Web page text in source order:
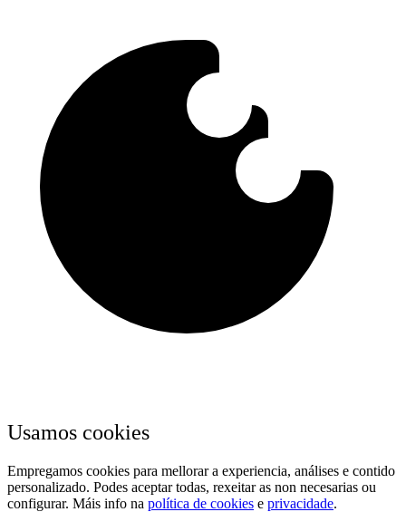
Usamos cookies
Empregamos cookies para mellorar a experiencia, análises e contido
personalizado. Podes aceptar todas, rexeitar as non necesarias ou
configurar. Máis info na política de cookies e privacidade.